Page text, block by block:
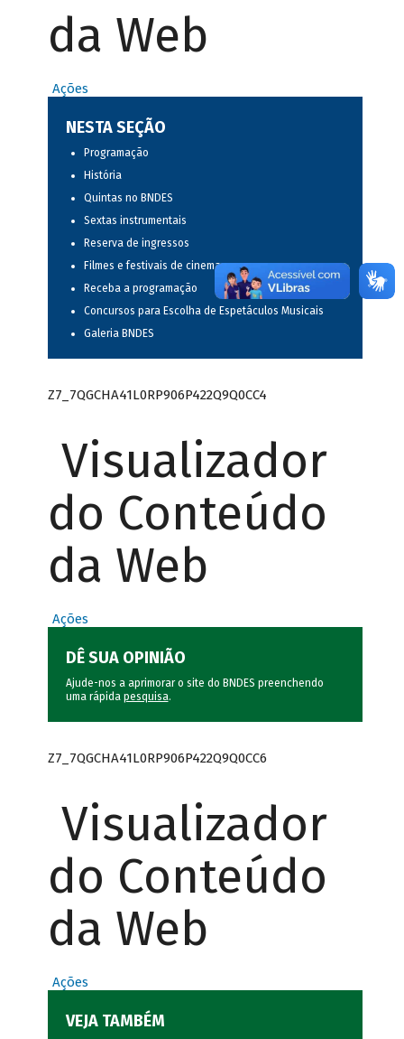
da Web
Ações
NESTA SEÇÃO
Programação
História
Quintas no BNDES
Sextas instrumentais
Reserva de ingressos
Filmes e festivais de cinema
Receba a programação
Concursos para Escolha de Espetáculos Musicais
Galeria BNDES
Z7_7QGCHA41L0RP906P422Q9Q0CC4
Visualizador
do Conteúdo
da Web
Ações
DÊ SUA OPINIÃO
Ajude-nos a aprimorar o site do BNDES preenchendo
uma rápida pesquisa.
Z7_7QGCHA41L0RP906P422Q9Q0CC6
Visualizador
do Conteúdo
da Web
Ações
VEJA TAMBÉM